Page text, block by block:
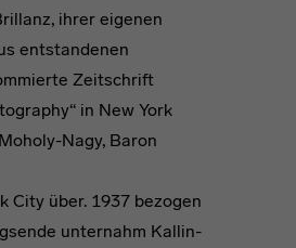
ihrer eigenen
entstandenen
Zeitschrift
in New York
Nagy, Baron
City über. 1937 bezogen
unternahm Kallin-